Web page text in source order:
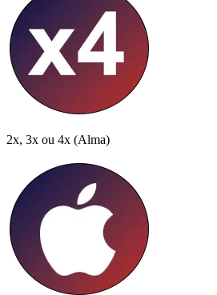
2x, 3x ou 4x (Alma)